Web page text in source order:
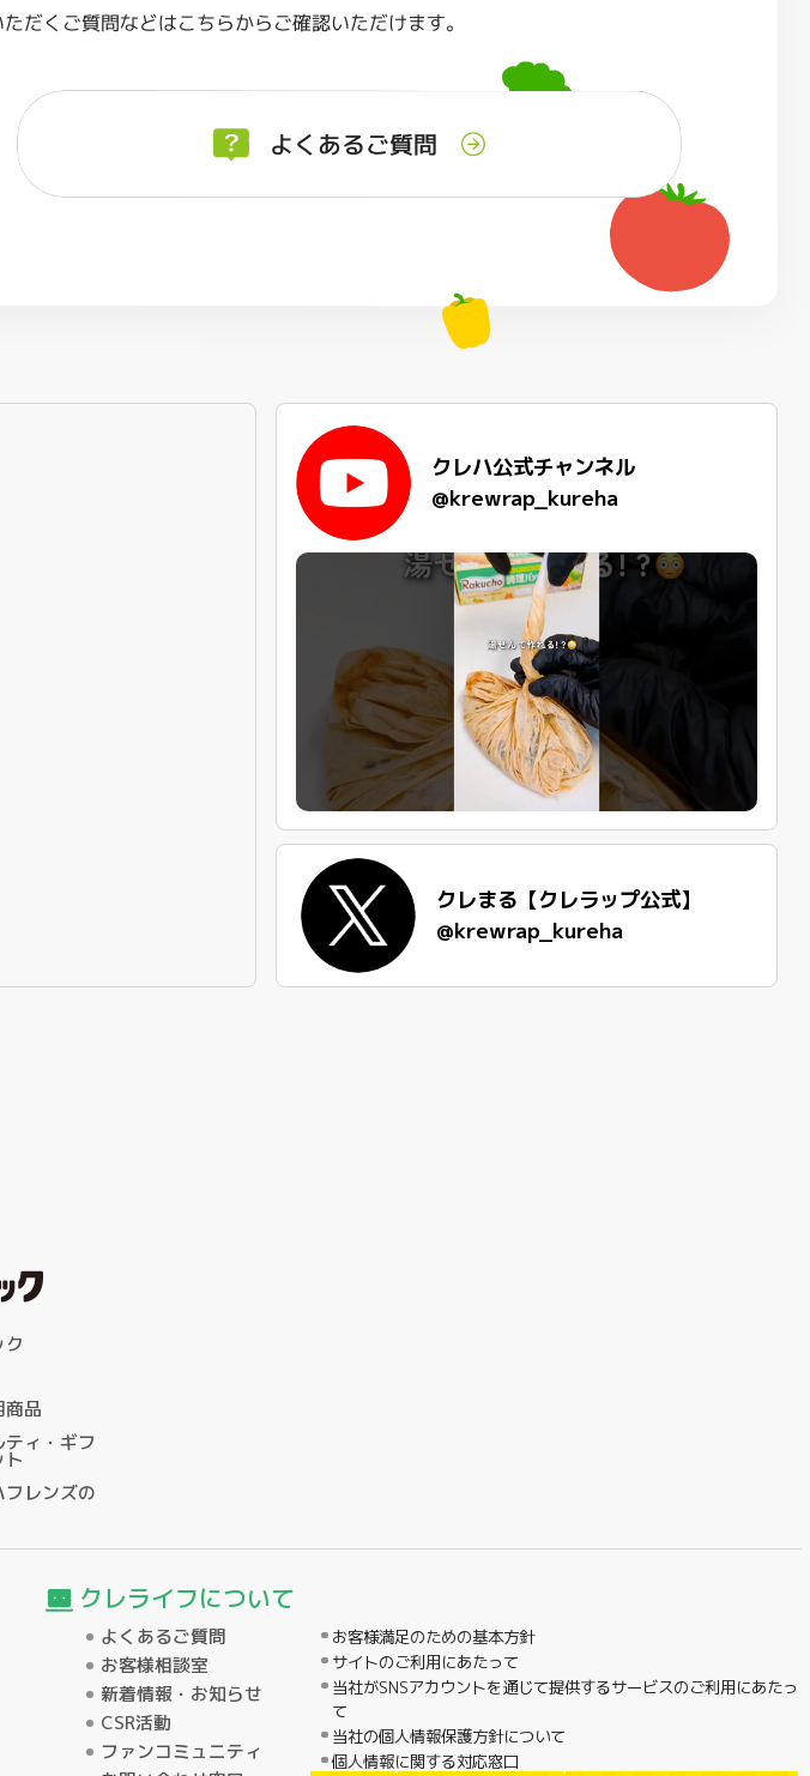
だくご質問などはこちらからご確認いただけます。
よくあるご質問
クレハ公式チャンネル
@krewrap_kureha
クレまる【クレラップ公式】
@krewrap_kureha
ク
商品
ティ・ギフ
ト
フレンズの
クレライフについて
よくあるご質問
お客様相談室
新着情報・お知らせ
CSR活動
ファンコミュニティ
お客様満足のための基本方針
サイトのご利用にあたって
当社がSNSアカウントを通じて提供するサービスのご利用にあたっ
て
当社の個人情報保護方針について
個人情報に関する対応窓口